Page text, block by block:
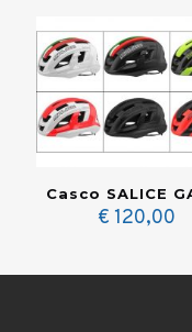
Casco SALICE
€ 120,00